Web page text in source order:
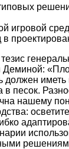
игровой
Деминой:
должен
в песок.
нашему